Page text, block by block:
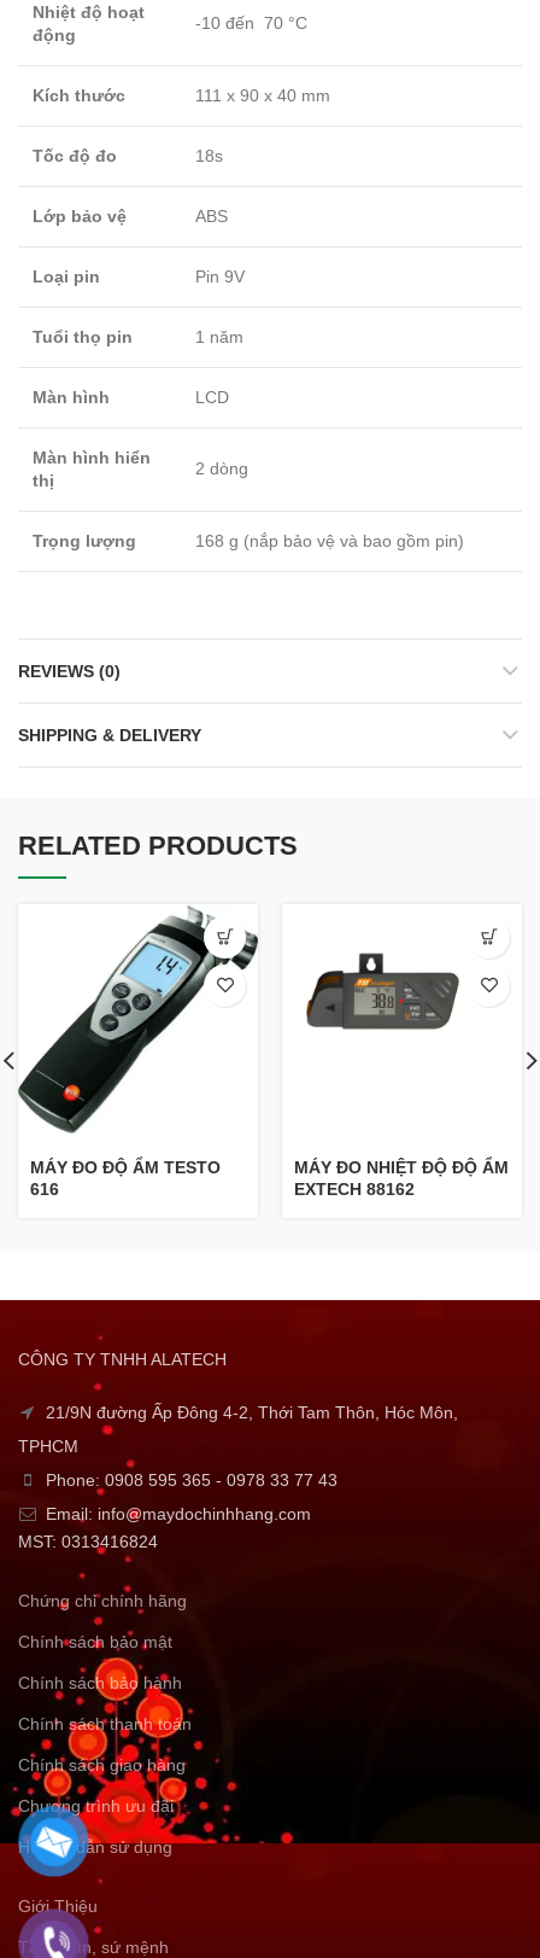
Nhiệt độ hoạt
động
-10 đến 70 °C
Kích thước 111 x 90 x 40 mm
Tốc độ đo 18s
Lớp bảo vệ ABS
Loại pin Pin 9V
Tuổi thọ pin 1 năm
Màn hình LCD
Màn hình hiển
thị
2 dòng
Trọng lượng 168 g (nắp bảo vệ và bao gồm pin)
REVIEWS (0)
SHIPPING & DELIVERY
RELATED PRODUCTS
MÁY ĐO ĐỘ ẨM TESTO
616
MÁY ĐO NHIỆT ĐỘ ĐỘ ẨM
EXTECH 88162
CÔNG TY TNHH ALATECH
21/9N đường Ấp Đông 4-2, Thới Tam Thôn, Hóc Môn,
TPHCM
Phone: 0908 595 365 - 0978 33 77 43
Email: info@maydochinhhang.com
MST: 0313416824
Chứng chỉ chính hãng
Chính sách bảo mật
Chính sách bảo hành
Chính sách thanh toán
Chính sách giao hàng
Chương trình ưu đãi
Hướng dẫn sử dụng
Giới Thiệu
Tầm nhìn, sứ mệnh